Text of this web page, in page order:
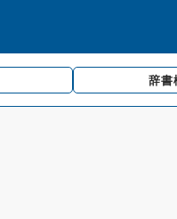
辞書